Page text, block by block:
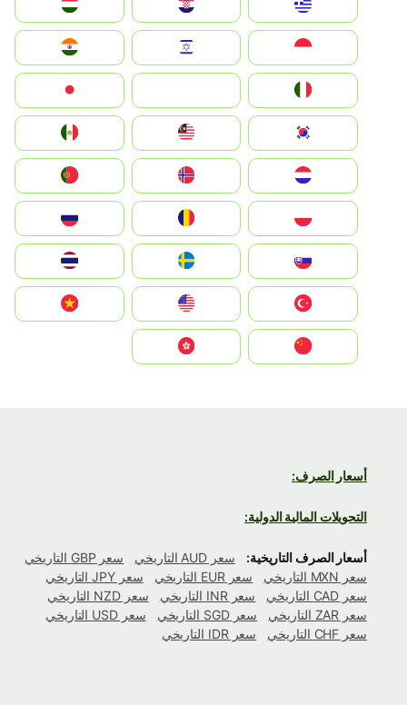
Hrvatska
Magyarország
Indonesia
South Korea
Nederland
Portugal
România
Slovensko
United States
Vietnam
أسعار الصرف:
التحويلات المالية الدولية:
أسعار الصرف التاريخية: سعر AUD التاريخي
سعر GBP التاريخي
سعر MXN التاريخي
سعر EUR التاريخي
سعر JPY التاريخي
سعر CAD التاريخي
سعر INR التاريخي
سعر NZD التاريخي
سعر ZAR التاريخي
سعر SGD التاريخي
سعر USD التاريخي
سعر CHF التاريخي
سعر IDR التاريخي